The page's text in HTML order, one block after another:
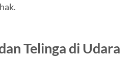
Telinga di Udara